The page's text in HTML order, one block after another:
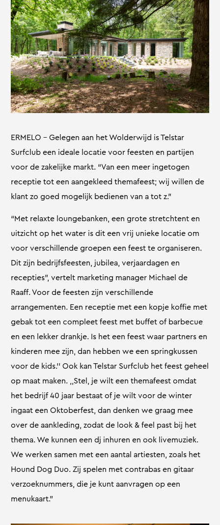
ERMELO – Gelegen aan het Wolderwijd is Telstar
Surfclub een ideale locatie voor feesten en partijen
voor de zakelijke markt. “Van een meer ingetogen
receptie tot een aangekleed themafeest; wij willen de
klant zo goed mogelijk bedienen van a tot z.”
“Met relaxte loungebanken, een grote stretchtent en
uitzicht op het water is dit een vrij unieke locatie om
voor verschillende groepen een feest te organiseren.
Dit zijn bedrijfsfeesten, jubilea, verjaardagen en
recepties”, vertelt marketing manager Michael de
Raaff. Voor de feesten zijn verschillende
arrangementen. Een receptie met een kopje koffie met
gebak tot een compleet feest met buffet of barbecue
en een lekker drankje. Is het een feest waar partners en
kinderen mee zijn, dan hebben we een springkussen
voor de kids.’’ Ook kan Telstar Surfclub het feest geheel
op maat maken. ,,Stel, je wilt een themafeest omdat
het bedrijf 40 jaar bestaat of je wilt voor de winter
ingaat een Oktoberfest, dan denken we graag mee
over de aankleding, zodat de look & feel past bij het
thema. We kunnen een dj inhuren en ook livemuziek.
We werken samen met een aantal artiesten, zoals het
Hound Dog Duo. Zij spelen met contrabas en gitaar
verzoeknummers, die je kunt aanvragen op een
menukaart.”